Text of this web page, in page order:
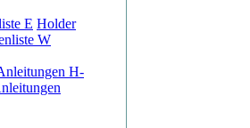
E Holder
W
H-